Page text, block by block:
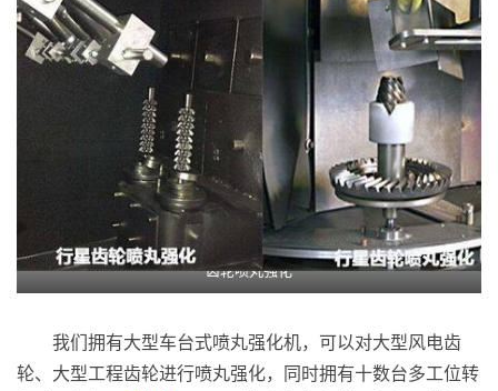
齿轮喷丸强化
我们拥有大型车台式喷丸强化机，可以对大型风电齿
轮、大型工程齿轮进行喷丸强化，同时拥有十数台多工位转